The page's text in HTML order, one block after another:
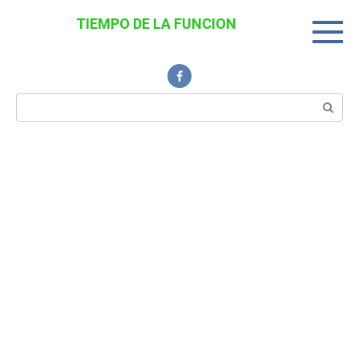
TIEMPO DE LA FUNCION
Поиск: